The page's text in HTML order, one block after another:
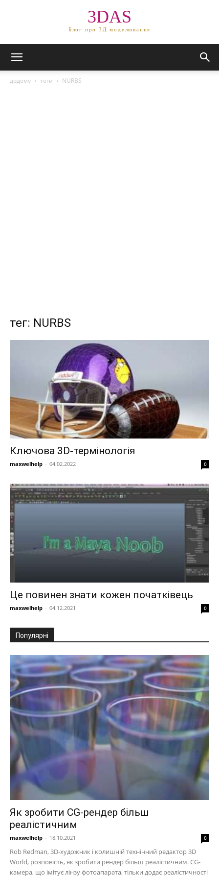
3DAS
Блог про 3Д моделювання
додому теги NURBS
тег: NURBS
Ключова 3D-термінологія
maxwelhelp - 04.02.2022 0
Це повинен знати кожен початківець
maxwelhelp - 04.12.2021 0
Популярні
Як зробити CG-рендер більш
реалістичним
maxwelhelp - 18.10.2021 0
Rob Redman, 3D-художник і колишній технічний редактор 3D
World, розповість, як зробити рендер більш реалістичним. CG-
камера, що імітує лінзу фотоапарата, тільки додає реалістичності